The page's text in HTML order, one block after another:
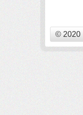
© 2020